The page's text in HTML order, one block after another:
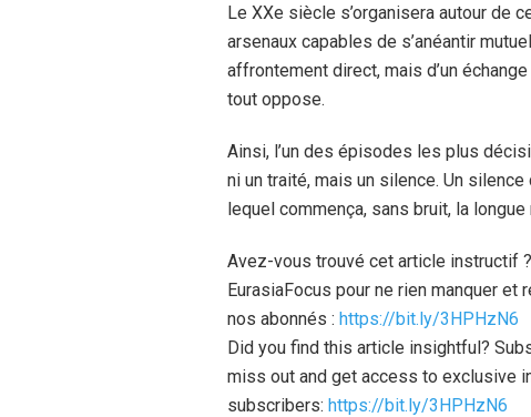
Le XXe siècle s’organisera autour de
arsenaux capables de s’anéantir
affrontement direct, mais d’un
tout oppose.
Ainsi, l’un des épisodes les plus
ni un traité, mais un silence. Un
lequel commença, sans bruit, la longue
Avez-vous trouvé cet article instructif
EurasiaFocus pour ne rien manquer
nos abonnés : https://bit.ly/3HPHzN6
Did you find this article insightful?
miss out and get access to exclusive
subscribers: https://bit.ly/3HPHzN6